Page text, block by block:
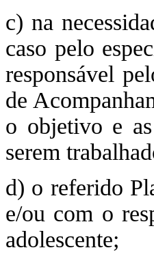
c) na
caso pelo
responsável
de
o objetivo e
serem
d) o referido
e/ou com o
adolescente;